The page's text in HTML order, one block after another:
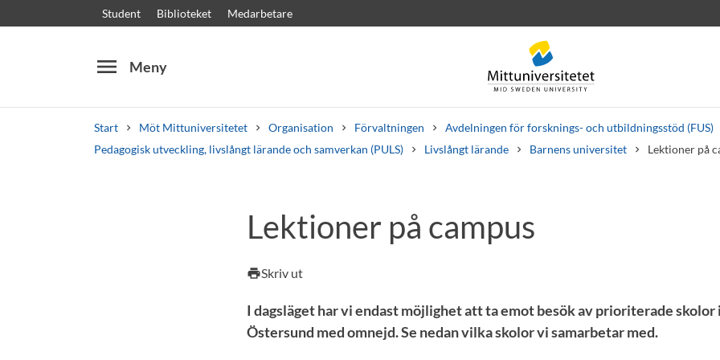
Student Biblioteket Medarbetare
menu Meny
Start Möt Mittuniversitetet Organisation Förvaltningen
Avdelningen för forsknings- och utbildningsstöd (FUS)
Pedagogisk utveckling, livslångt lärande och samverkan (PULS)
Livslångt lärande Barnens universitet Lektioner på
KursplanerVälkomstbrev PersonalLediga jobb
Lektioner på campus
printSkriv ut
I dagsläget har vi endast möjlighet att ta emot besök av prioriterade skolor
Östersund med omnejd. Se nedan vilka skolor vi samarbetar med.